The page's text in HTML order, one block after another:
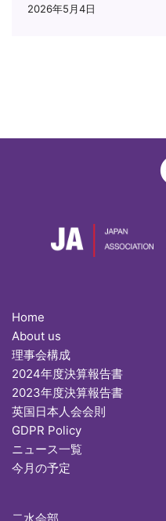
2026年5月4日
Home
About us
理事会構成
2024年度決算報告書
2023年度決算報告書
英国日本人会会則
GDPR Policy
ニュース一覧
今月の予定
二水会部